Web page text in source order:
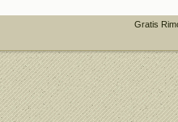
Gratis